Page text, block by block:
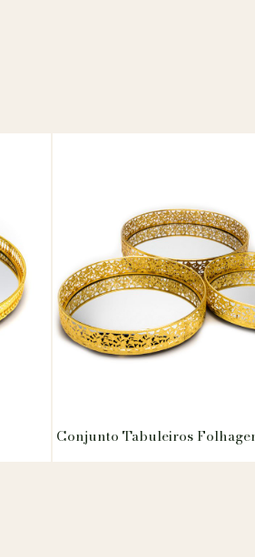
Conjunto Tabuleiros